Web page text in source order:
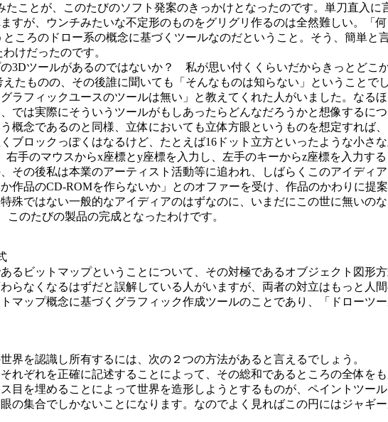
ことが、このたびのソフト発案のきっかけとなったのです。単刀直入
すが、ウンチみたいな不定形のものをグリグリ作るのは全然難しい。「
ころのドロー系の概念に基づくツールなのだということ。そう、簡単と
けだったのです。
3Dツールがあるのではないか？ 私が思い付くくらいだからきっとどこ
ものの、その後誰に聞いても「そんなものは知らない」ということで
ラフィックユースのツールは無い」と教えてくれた人がいました。なる
では実際にそういうツールがもしあったらどんなだろうかと想像するに
概念であるのと同様、立体においても立体方眼というものを想定すれば
ブロックっぽくはなるけど、たとえば16ドット立方といったような小
手のマウスからx座標とy座標を入力し、左手のキーからz座標を入力す
の後私は本業のアーティスト活動等に追われ、しばらくこのアイディ
作品のCD-ROMを作らないか」とのオファーを受け、作品のかわりに提
殊ではない一般的なアイディアのはずなのに、いまだにこの世に無いの
のたびの製品の完成となったわけです。
ビットマップということについて、その対極であるオブジェクト図形
らなくなるはずだと誤解している人がいますが、両者の対立はもっと人
マップ概念に基づくグラフィック作成ツールのことであり、「ドローツ
を認識し所有するには、次の２つの方法があると言えるでしょう。
ぞれを正確に記述することによって、その総和であるところの全体を
目を埋めることによって世界を造形しようとするものが、ペイントツー
の集合でしかないことになります。なのでよく見ればこの円にはジャギ